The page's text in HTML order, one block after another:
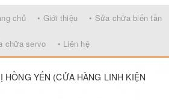
chủ • Giới thiệu • Sửa chữa biến tần
chữa servo • Liên hệ
HỒNG YẾN (CỬA HÀNG LINH KIỆN